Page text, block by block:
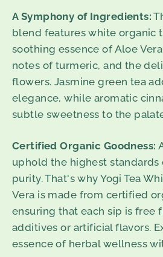
A Symphony of Ingredients:
blend features white organic
soothing essence of Aloe
notes of turmeric, and the
flowers. Jasmine green tea
elegance, while aromatic
subtle sweetness to the
Certified Organic Goodness:
uphold the highest standards
purity. That's why Yogi Tea
Vera is made from certified
ensuring that each sip is free
additives or artificial flavors.
essence of herbal wellness